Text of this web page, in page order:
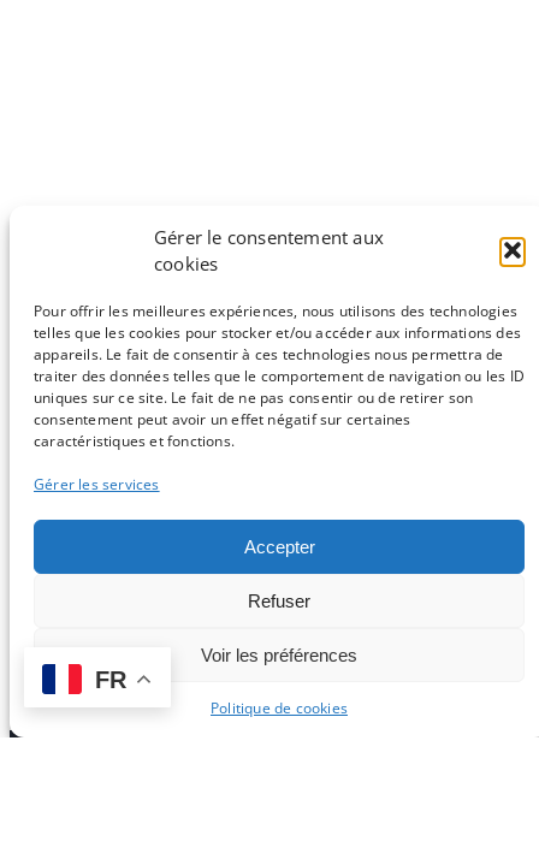
Gérer le consentement aux
cookies
Pour offrir les meilleures expériences, nous utilisons des technologies
telles que les cookies pour stocker et/ou accéder aux informations des
appareils. Le fait de consentir à ces technologies nous permettra de
traiter des données telles que le comportement de navigation ou les ID
uniques sur ce site. Le fait de ne pas consentir ou de retirer son
consentement peut avoir un effet négatif sur certaines
caractéristiques et fonctions.
Gérer les services
Accepter
Refuser
Voir les préférences
Politique de cookies
Pour insérer du code dans vos commentaires, utilisez les
balises <code> et <\code>.
« vibe coding » est un
Sauf mention contraire, tous les articles du blog sont sous licence
CC-BY-NC
FR